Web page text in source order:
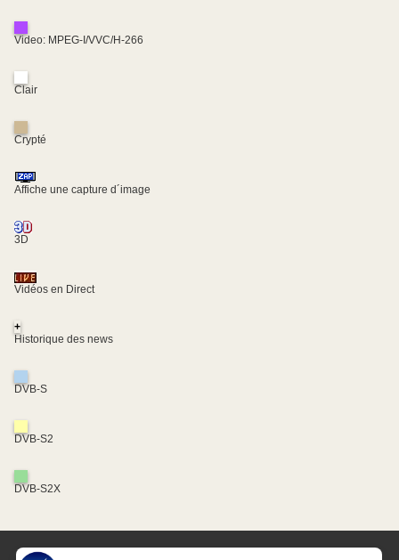
Video: MPEG-I/VVC/H-266
Clair
Crypté
Affiche une capture d´image
3D
Vidéos en Direct
+
Historique des news
DVB-S
DVB-S2
DVB-S2X